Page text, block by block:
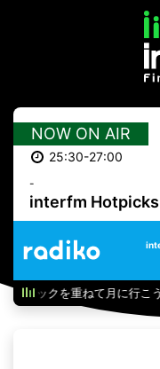
NOW ON AIR
25:30-27:00
-
interfm
ックを重ねて月に行こう /